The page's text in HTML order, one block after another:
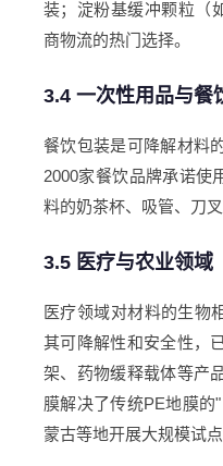
装；淀粉基缓冲颗粒（
商物流的热门选择。
3.4 一次性用品与餐
餐饮包装是可降解材料
2000家餐饮品牌承诺使
料的奶茶杯、吸管、刀
3.5 医疗与农业领域
医疗领域对材料的生物
其可降解性和安全性，
架、药物缓释载体等产
膜解决了传统PE地膜的
蒙古等地开展大规模试点